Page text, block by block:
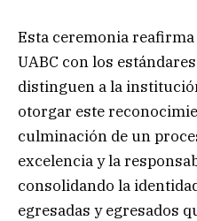
Esta ceremonia
UABC con los
distinguen a la
otorgar este
culminación de un
excelencia y la
consolidando la
egresadas y egresados